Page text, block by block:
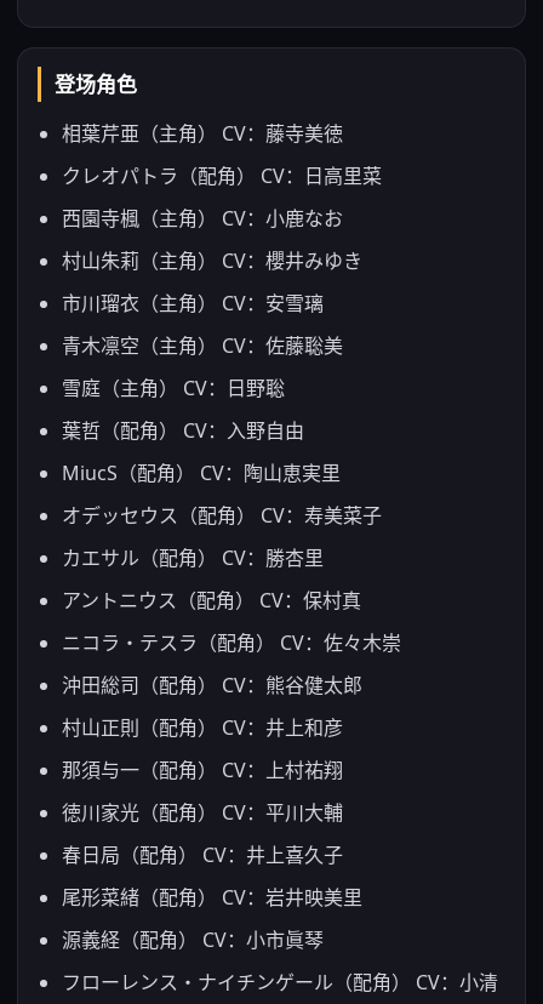
登场角色
相葉芹亜（主角） CV：藤寺美徳
クレオパトラ（配角） CV：日高里菜
西園寺楓（主角） CV：小鹿なお
村山朱莉（主角） CV：櫻井みゆき
市川瑠衣（主角） CV：安雪璃
青木凛空（主角） CV：佐藤聡美
雪庭（主角） CV：日野聡
葉哲（配角） CV：入野自由
MiucS（配角） CV：陶山恵実里
オデッセウス（配角） CV：寿美菜子
カエサル（配角） CV：勝杏里
アントニウス（配角） CV：保村真
ニコラ・テスラ（配角） CV：佐々木崇
沖田総司（配角） CV：熊谷健太郎
村山正則（配角） CV：井上和彦
那須与一（配角） CV：上村祐翔
徳川家光（配角） CV：平川大輔
春日局（配角） CV：井上喜久子
尾形菜緒（配角） CV：岩井映美里
源義経（配角） CV：小市眞琴
フローレンス・ナイチンゲール（配角） CV：小清